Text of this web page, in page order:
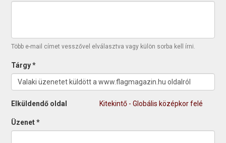
Több e-mail címet vesszővel elválasztva vagy külön sorba kell írni.
Tárgy*
Elküldendő oldal Kitekintő - Globális középkor felé
Üzenet*